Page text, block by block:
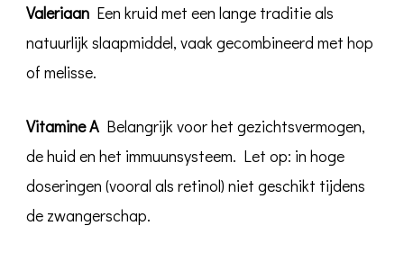
Valeriaan Een kruid met een lange traditie als
natuurlijk slaapmiddel, vaak gecombineerd met hop
of melisse.
Vitamine A Belangrijk voor het gezichtsvermogen,
de huid en het immuunsysteem. Let op: in hoge
doseringen (vooral als retinol) niet geschikt tijdens
de zwangerschap.